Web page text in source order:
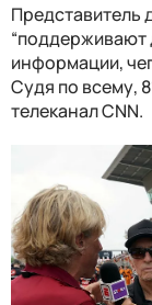
Представитель
“поддерживают
информации,
Судя по всему,
телеканал CNN.